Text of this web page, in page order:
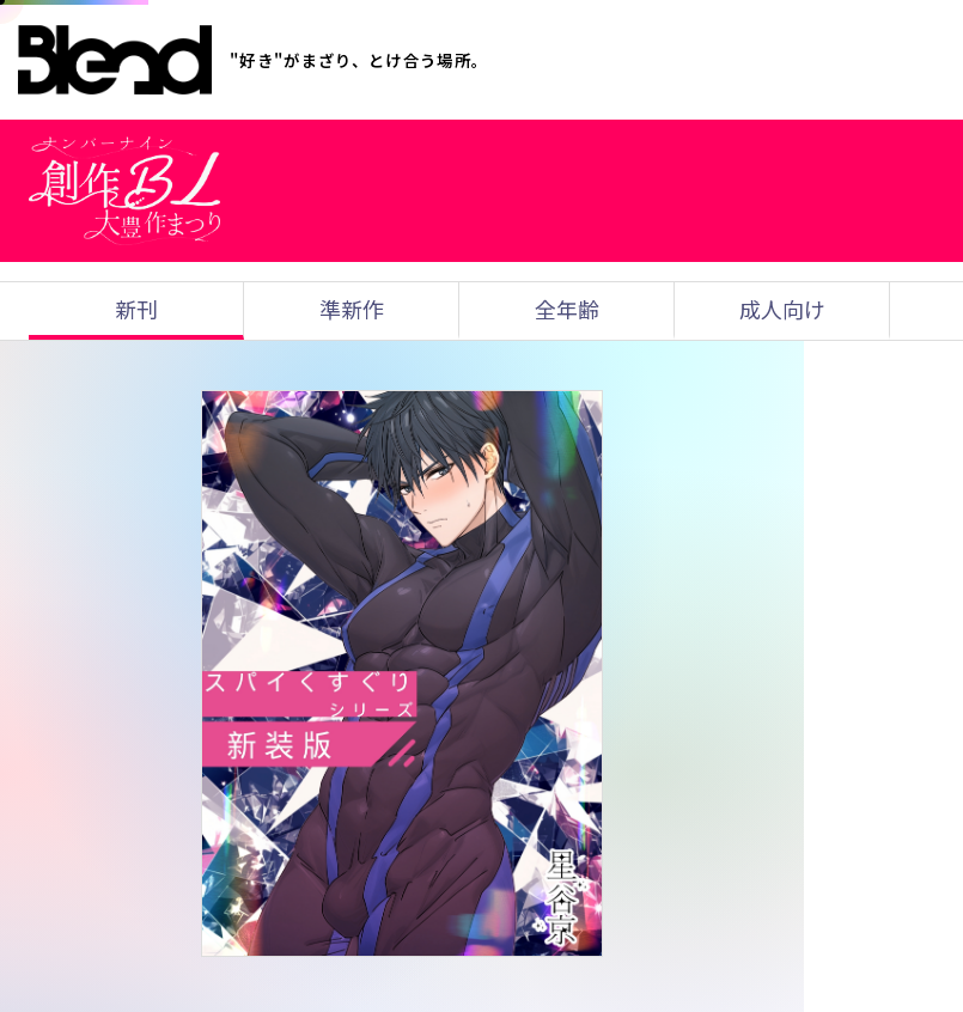
"好き"がまざり、とけ合う場所。
新刊 準新作 全年齢 成人向け